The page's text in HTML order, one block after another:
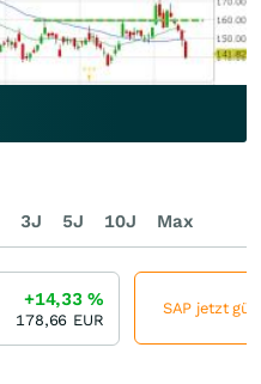
3J 5J 10J Max
+14,33%
178,66 EUR
SAP jetzt